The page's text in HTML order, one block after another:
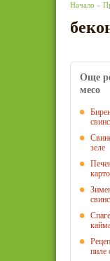
Начало »
Още
месо
зеле
пиле